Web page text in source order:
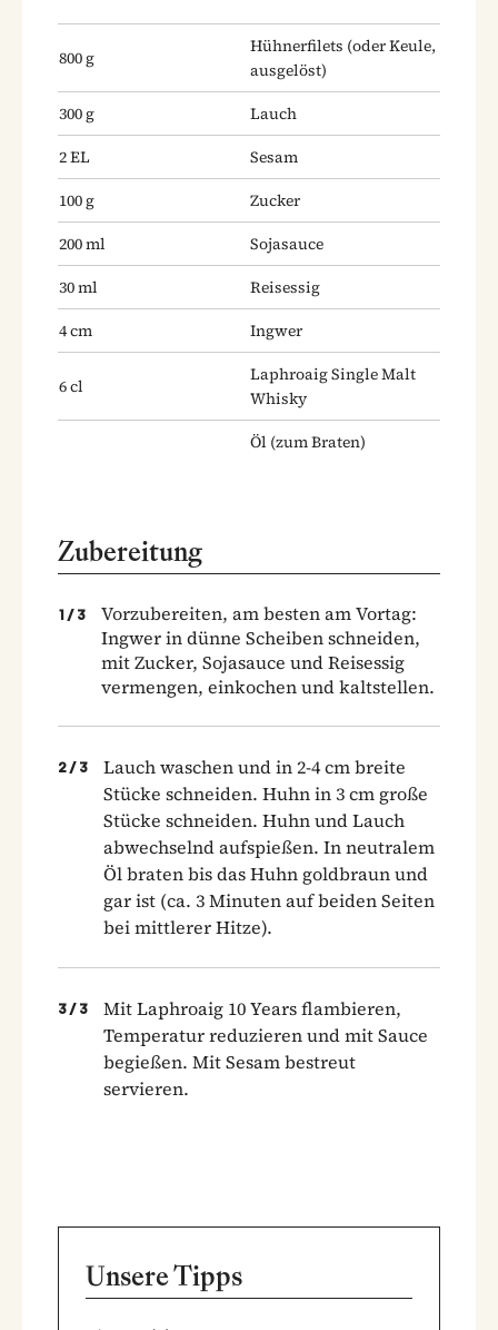
800g
Hühnerfilets (oder Keule,
ausgelöst)
300g
Lauch
2EL
Sesam
100g
Zucker
200ml
Sojasauce
30ml
Reisessig
4cm Ingwer
6cl
Laphroaig Single Malt
Whisky
Öl (zum Braten)
Zubereitung
1 / 3
Vorzubereiten, am besten am Vortag:
Ingwer in dünne Scheiben schneiden,
mit Zucker, Sojasauce und Reisessig
vermengen, einkochen und kaltstellen.
2 / 3
Lauch waschen und in 2-4 cm breite
Stücke schneiden. Huhn in 3 cm große
Stücke schneiden. Huhn und Lauch
abwechselnd aufspießen. In neutralem
Öl braten bis das Huhn goldbraun und
gar ist (ca. 3 Minuten auf beiden Seiten
bei mittlerer Hitze).
3 / 3
Mit Laphroaig 10 Years flambieren,
Temperatur reduzieren und mit Sauce
begießen. Mit Sesam bestreut
servieren.
Unsere Tipps